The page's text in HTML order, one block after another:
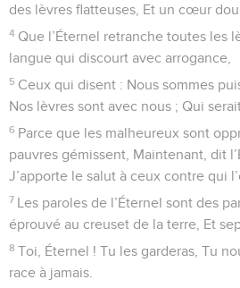
des lèvres flatteuses, Et un cœur
4 Que l’Éternel retranche toutes les
langue qui discourt avec arrogance,
5 Ceux qui disent : Nous sommes
Nos lèvres sont avec nous ; Qui
6 Parce que les malheureux sont
pauvres gémissent, Maintenant, dit
J’apporte le salut à ceux contre qui
7 Les paroles de l’Éternel sont des
éprouvé au creuset de la terre, Et
8 Toi, Éternel ! Tu les garderas, Tu
race à jamais.